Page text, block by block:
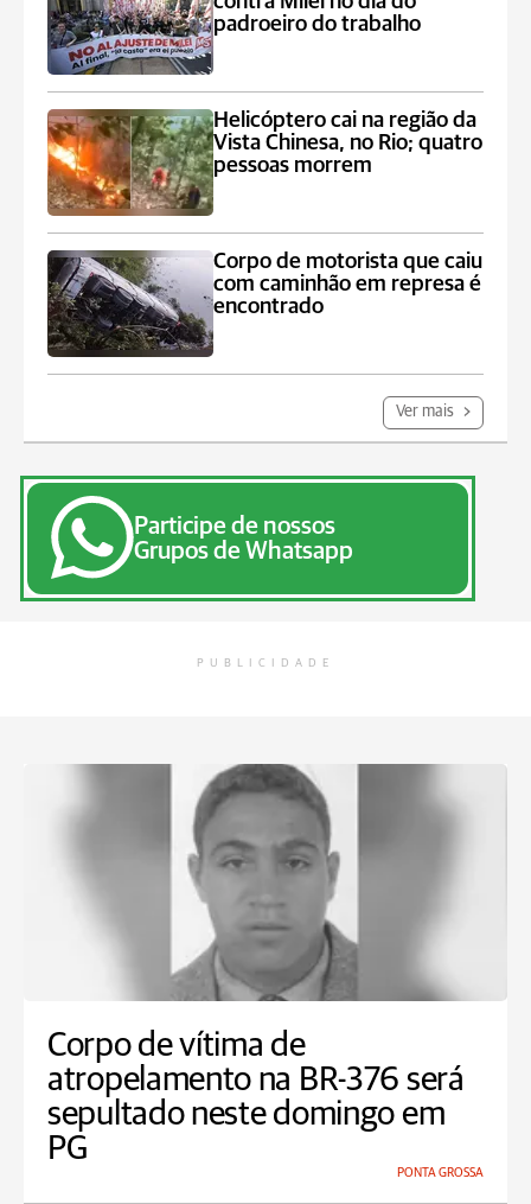
padroeiro do trabalho
Helicóptero cai na região da
Vista Chinesa, no Rio; quatro
pessoas morrem
Corpo de motorista que caiu
com caminhão em represa é
encontrado
Ver mais
Participe de nossos
Grupos de Whatsapp
PUBLICIDADE
Corpo de vítima de
atropelamento na BR-376 será
sepultado neste domingo em
PG
PONTA GROSSA